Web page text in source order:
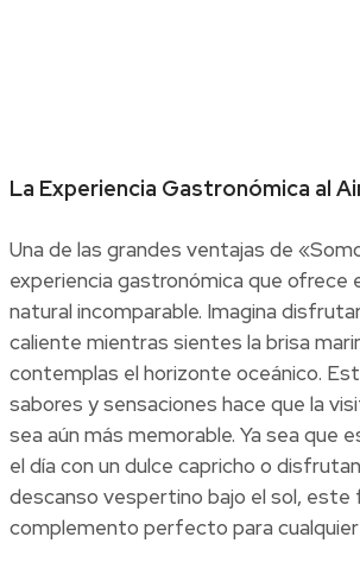
La Experiencia Gastronómica al
Una de las grandes ventajas de
experiencia gastronómica que ofrece
natural incomparable. Imagina
caliente mientras sientes la brisa
contemplas el horizonte oceánico.
sabores y sensaciones hace que la
sea aún más memorable. Ya sea que
el día con un dulce capricho o
descanso vespertino bajo el sol, este
complemento perfecto para